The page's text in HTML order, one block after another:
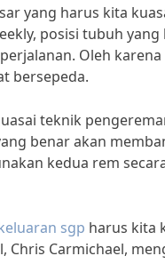
yang harus kita
posisi tubuh
Oleh
bersepeda.
teknik
benar akan
kedua rem
sgp harus kita
Carmichael,